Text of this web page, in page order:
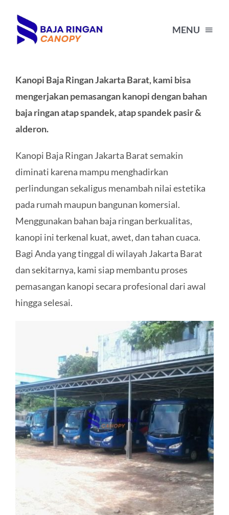
content
MENU
BLOG
TENTANG KAMI
KONTAK
Kanopi Baja Ringan Jakarta Barat, kami bisa
mengerjakan pemasangan kanopi dengan bahan
baja ringan atap spandek, atap spandek pasir &
alderon.
Kanopi Baja Ringan Jakarta Barat semakin
diminati karena mampu menghadirkan
perlindungan sekaligus menambah nilai estetika
pada rumah maupun bangunan komersial.
Menggunakan bahan baja ringan berkualitas,
kanopi ini terkenal kuat, awet, dan tahan cuaca.
Bagi Anda yang tinggal di wilayah Jakarta Barat
dan sekitarnya, kami siap membantu proses
pemasangan kanopi secara profesional dari awal
hingga selesai.